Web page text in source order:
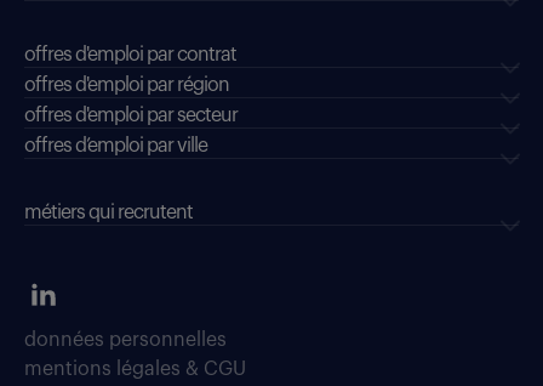
offres d'emploi par contrat
offres d'emploi par région
offres d'emploi par secteur
offres d’emploi par ville
métiers qui recrutent
données personnelles
mentions légales & CGU